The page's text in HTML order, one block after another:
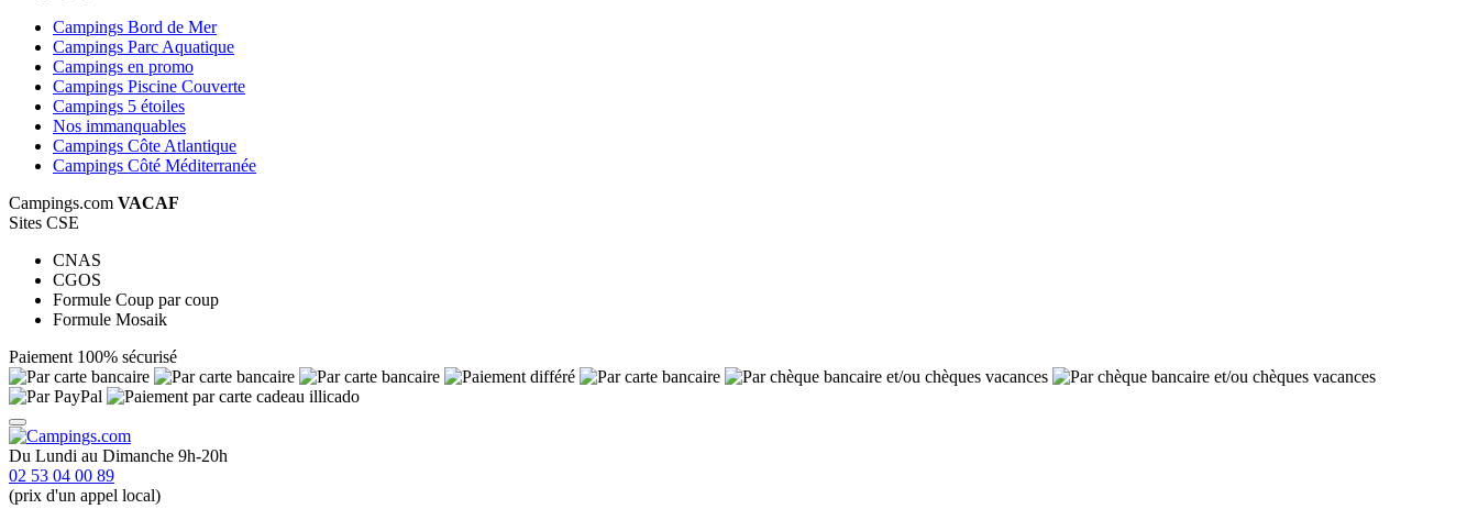
Campings Bord de Mer
Campings Parc Aquatique
Campings en promo
Campings Piscine Couverte
Campings 5 étoiles
Nos immanquables
Campings Côte Atlantique
Campings Côté Méditerranée
Campings.com VACAF
Sites CSE
CNAS
CGOS
Formule Coup par coup
Formule Mosaik
Paiement 100% sécurisé
Du Lundi au Dimanche 9h-20h
02 53 04 00 89
(prix d'un appel local)